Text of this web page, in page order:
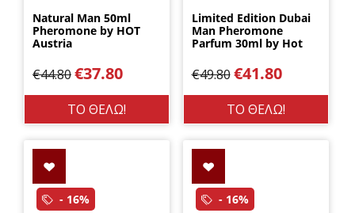
Natural Man 50ml
Pheromone by HOT
Austria
€44.80€37.80
ΤΟ ΘΕΛΩ!
Limited Edition Dubai
Man Pheromone
Parfum 30ml by Hot
€49.80 €41.80
ΤΟ ΘΕΛΩ!
- 16% - 16%